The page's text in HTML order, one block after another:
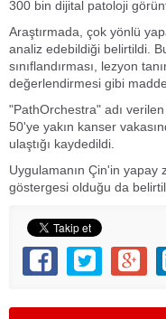
300 bin dijital patoloji
Araştırmada, çok yönlü
analiz edebildiği belirtildi.
sınıflandırması, lezyon
değerlendirmesi gibi
"PathOrchestra" adı
50'ye yakın kanser
ulaştığı kaydedildi.
Uygulamanın Çin'in yapay
göstergesi olduğu da